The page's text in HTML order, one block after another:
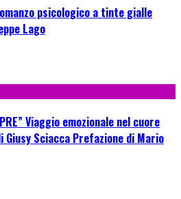
psicologico a tinte gialle
Lago
Viaggio emozionale nel cuore
Giusy Sciacca Prefazione di Mario